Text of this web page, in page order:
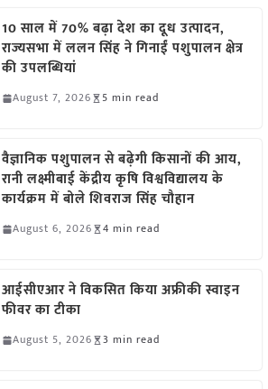
10 साल में 70% बढ़ा देश का दूध उत्पादन,
राज्यसभा में ललन सिंह ने गिनाईं पशुपालन क्षेत्र
की उपलब्धियां
August 7, 2026 5 min read
वैज्ञानिक पशुपालन से बढ़ेगी किसानों की आय,
रानी लक्ष्मीबाई केंद्रीय कृषि विश्वविद्यालय के
कार्यक्रम में बोले शिवराज सिंह चौहान
August 6, 2026 4 min read
आईसीएआर ने विकसित किया अफ्रीकी स्वाइन
फीवर का टीका
August 5, 2026 3 min read